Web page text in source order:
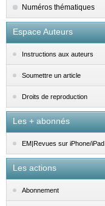
Numéros thématiques
Espace Auteurs
Instructions aux auteurs
Soumettre un article
Droits de reproduction
Les + abonnés
EM|Revues sur iPhone/iPad
Les actions
Abonnement